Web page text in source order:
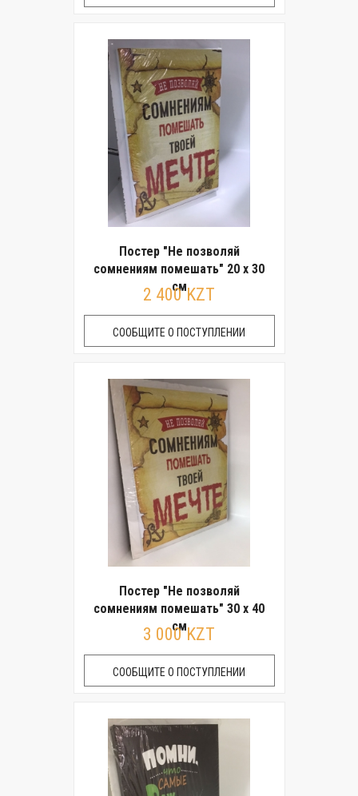
Постер "Не позволяй
сомнениям помешать" 20 x 30
см
2 400 KZT
СООБЩИТЕ О ПОСТУПЛЕНИИ
Постер "Не позволяй
сомнениям помешать" 30 x 40
см
3 000 KZT
СООБЩИТЕ О ПОСТУПЛЕНИИ